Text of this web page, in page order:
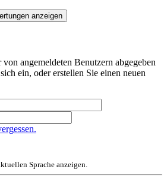
anzeigen
angemeldeten Benutzern abgegeben
ein, oder erstellen Sie einen neuen
Sprache anzeigen.